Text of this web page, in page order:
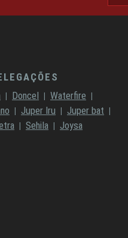
Doncel
Waterfire
Juper Iru
Juper bat
Sehila Joysa